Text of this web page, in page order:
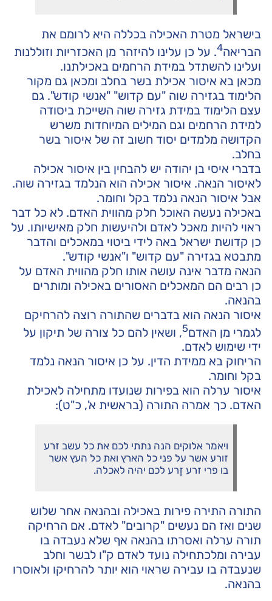
בישראל מטרת האכילה בכללה היא לרומם את
הבריאה4. על כן עלינו להיזהר מן האכזריות וזוללנות
ועלינו להשתדל במידת הרחמים באכילתנו.
מכאן בא איסור אכילת בשר בחלב ומכאן גם מקור
הלימוד בגזירה שוה "עם קדוש" "אנשי קודש". גם
עצם הלימוד במידת גזירה שוה השייכת ביסודה
למידת הרחמים וגם המילים המיוחדות משרש
הקדושה מלמדים יסוד חשוב זה של איסור בשר
בחלב.
בדברי איסי בן יהודה יש להבחין בין איסור אכילה
לאיסור הנאה. איסור אכילה הוא הנלמד בגזירה שוה.
אבל איסור הנאה נלמד בקל וחומר.
באכילה נעשה האוכל חלק מהווית האדם. לא כל דבר
ראוי להיות מאכל לאדם ולהיעשות חלק מאישיותו. על
כן קדושת ישראל באה לידי ביטוי במאכלים והדבר
מתבטא בגזירה "עם קדוש" ו"אנשי קודש".
הנאה מדבר אינה עושה אותו חלק מהווית האדם על
כן רבים הם המאכלים האסורים באכילה ומותרים
בהנאה.
איסור הנאה הוא בדברים שהתורה רוצה להרחיקם
לגמרי מן האדם5, ושאין להם כל צורה של תיקון על
ידי שימוש לאדם.
הריחוק בא ממידת הדין. על כן איסור הנאה נלמד
בקל וחומר.
איסור ערלה הוא בפירות שנועדו מתחילה לאכילת
האדם. כך אמרה התורה (בראשית א', כ"ט):
ויאמר אלוקים הנה נתתי לכם את כל עשב זרע
זורע אשר על פני כל הארץ ואת כל העץ אשר
בו פרי זרע זָרע לכם יהיה לאכלה.
התורה התירה פירות באכילה ובהנאה אחר שלוש
שנים ואז הם נעשים "קרובים" לאדם. אם הרחיקה
תורה ערלה ואסרתו בהנאה אף שלא נעבדה בו
עבירה ומלכתחילה נועד לאדם ק"ו לבשר וחלב
שנעבדה בו עבירה שראוי הוא יותר להרחיקו ולאוסרו
בהנאה.